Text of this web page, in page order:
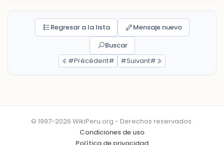
Regresar a la lista
Mensaje nuevo
Buscar
#Précédent#
#Suivant#
© 1997-2026 WikiPeru.org - Derechos reservados.
Condiciones de uso